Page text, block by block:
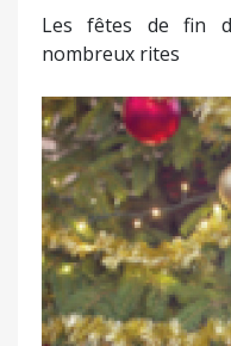
Les fêtes de fin
nombreux rites